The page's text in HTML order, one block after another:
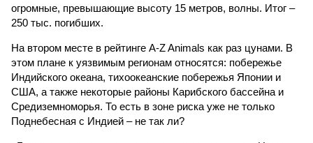
огромные, превышающие высоту 15 метров, волны. Итог –
250 тыс. погибших.
На втором месте в рейтинге A-Z Animals как раз цунами. В
этом плане к уязвимым регионам относятся: побережье
Индийского океана, тихо­океанские побережья Японии и
США, а также некоторые районы Карибского бассейна и
Средиземноморья. То есть в зоне риска уже не только
Поднебесная с Индией – не так ли?